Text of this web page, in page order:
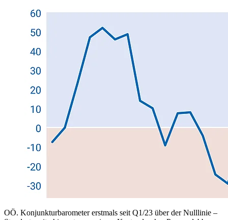
OÖ. Konjunkturbarometer erstmals seit Q1/23 über der Nulllinie –